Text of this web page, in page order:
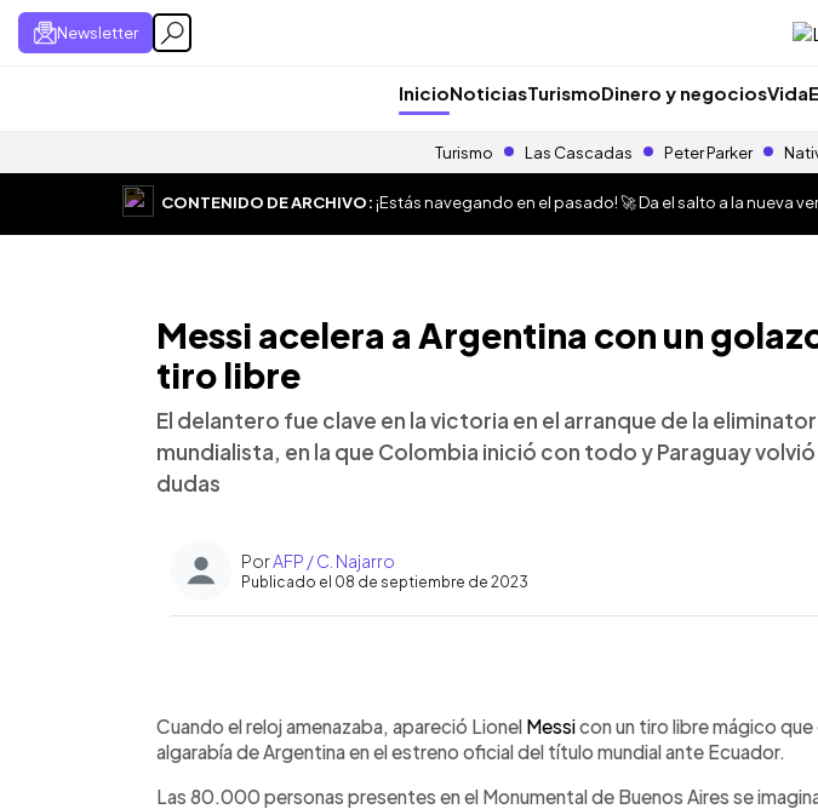
Newsletter
InicioNoticiasTurismoDinero y negociosVida
Turismo Las Cascadas Peter Parker
CONTENIDO DE ARCHIVO:¡Estás navegando en el pasado! 🚀 Da el salto a la nueva
Messi acelera a Argentina con un
tiro libre
El delantero fue clave en la victoria en el arranque de la
mundialista, en la que Colombia inició con todo y Paraguay volvió
dudas
PorAFP / C. Najarro
Publicado el 08 de septiembre de 2023
► Escuchar artículo
Cuando el reloj amenazaba, apareció Lionel Messicon un tiro libre mágico
algarabía de Argentina en el estreno oficial del título mundial ante Ecuador.
Las 80.000 personas presentes en el Monumental de Buenos Aires se